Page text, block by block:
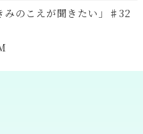
みのこえが聞きたい」♯32